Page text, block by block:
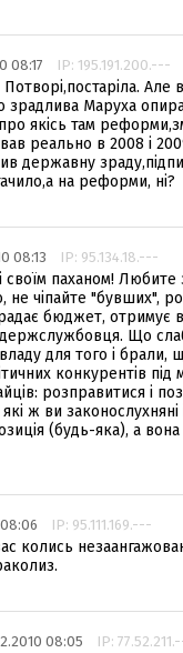
08:17 IP: 195.191.200.---
зрадлива Маруха
якісь там
реально в 2008 і
державну
на реформи, ні?
08:13 IP: 95.134.18.---
своїм паханом!
чіпайте "бувших",
бюджет, отримує
Що
для того і брали,
конкурентів
розправитися і
ж ви
(будь-яка), а
IP: 95.111.169.---
колись
08:05 IP: